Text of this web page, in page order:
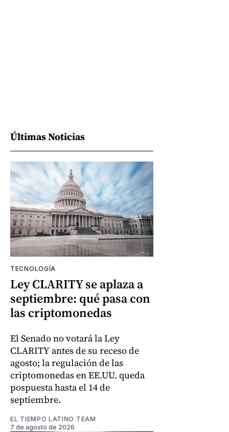
Últimas Noticias
TECNOLOGÍA
Ley CLARITY se aplaza a
septiembre: qué pasa con
las criptomonedas
El Senado no votará la Ley
CLARITY antes de su receso de
agosto; la regulación de las
criptomonedas en EE.UU. queda
pospuesta hasta el 14 de
septiembre.
EL TIEMPO LATINO TEAM
7 de agosto de 2026